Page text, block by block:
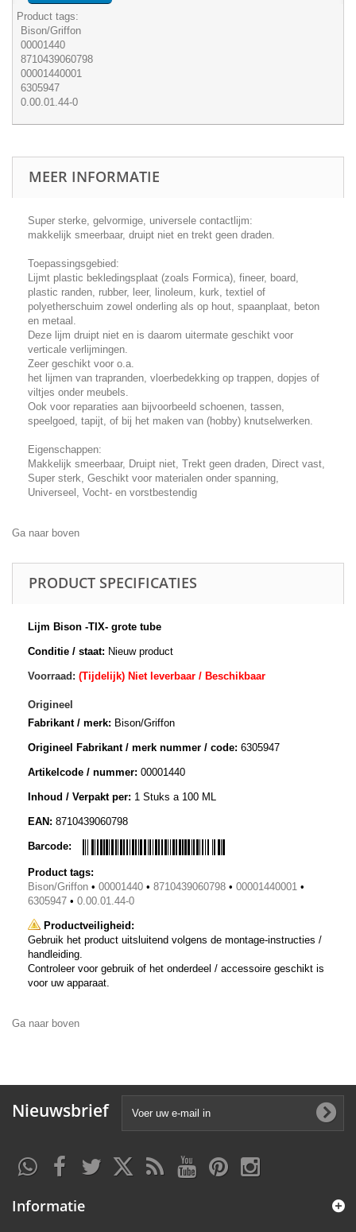
Product tags:
Bison/Griffon
00001440
8710439060798
00001440001
6305947
0.00.01.44-0
MEER INFORMATIE
Super sterke, gelvormige, universele contactlijm:
makkelijk smeerbaar, druipt niet en trekt geen draden.
Toepassingsgebied:
Lijmt plastic bekledingsplaat (zoals Formica), fineer, board,
plastic randen, rubber, leer, linoleum, kurk, textiel of
polyetherschuim zowel onderling als op hout, spaanplaat, beton
en metaal.
Deze lijm druipt niet en is daarom uitermate geschikt voor
verticale verlijmingen.
Zeer geschikt voor o.a.
het lijmen van trapranden, vloerbedekking op trappen, dopjes of
viltjes onder meubels.
Ook voor reparaties aan bijvoorbeeld schoenen, tassen,
speelgoed, tapijt, of bij het maken van (hobby) knutselwerken.
Eigenschappen:
Makkelijk smeerbaar, Druipt niet, Trekt geen draden, Direct vast,
Super sterk, Geschikt voor materialen onder spanning,
Universeel, Vocht- en vorstbestendig
Ga naar boven
PRODUCT SPECIFICATIES
Lijm Bison -TIX- grote tube
Conditie / staat: Nieuw product
Voorraad: (Tijdelijk) Niet leverbaar / Beschikbaar
Origineel
Fabrikant / merk: Bison/Griffon
Origineel Fabrikant / merk nummer / code: 6305947
Artikelcode / nummer: 00001440
Inhoud / Verpakt per: 1 Stuks a 100 ML
EAN: 8710439060798
Barcode:
Product tags:
Bison/Griffon • 00001440 • 8710439060798 • 00001440001 •
6305947 • 0.00.01.44-0
Productveiligheid:
Gebruik het product uitsluitend volgens de montage-instructies /
handleiding.
Controleer voor gebruik of het onderdeel / accessoire geschikt is
voor uw apparaat.
Ga naar boven
Nieuwsbrief
Informatie